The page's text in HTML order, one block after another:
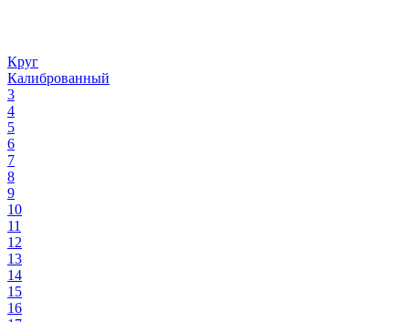
Круг
Калиброванный
3
4
5
6
7
8
9
10
11
12
13
14
15
16